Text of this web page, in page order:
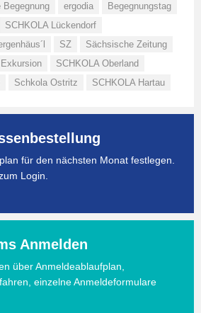
ergodia
Begegnungstag
SCHKOLA Lückendorf
SZ
Sächsische Zeitung
Exkursion
SCHKOLA Oberland
Schkola Ostritz SCHKOLA Hartau
für den nächsten Monat festlegen.
Login.
Anmelden
über Anmeldeablaufplan,
einzelne Anmeldeformulare